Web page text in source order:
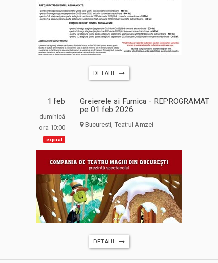
DETALII
1 feb
duminică
ora 10:00
expirat
Greierele si Furnica - REPROGRAMAT
pe 01 feb 2026
Bucuresti, Teatrul Amzei
DETALII